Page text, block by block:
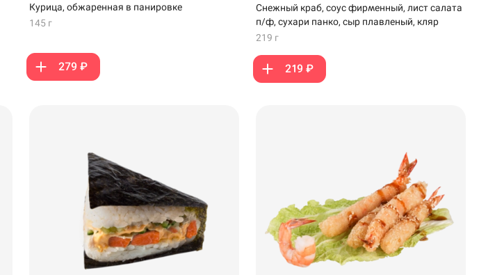
Курица, обжаренная в панировке
145 г
279 ₽
Снежный краб, соус фирменный, лист салата
п/ф, сухари панко, сыр плавленый, кляр
219 г
219 ₽